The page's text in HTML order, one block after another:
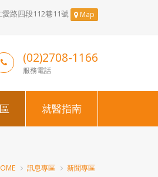
路四段112巷11號 Map
(02)2708-1166
服務電話
就醫指南
訊息專區
新聞專區